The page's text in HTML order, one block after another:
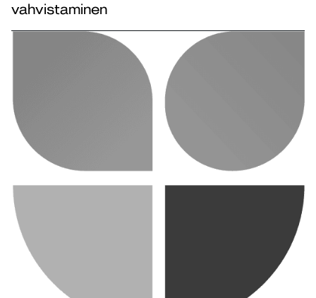
vahvistaminen